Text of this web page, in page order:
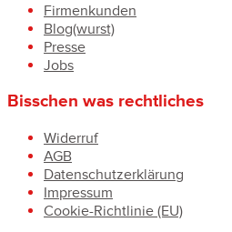
Firmenkunden
Blog(wurst)
Presse
Jobs
Bisschen was rechtliches
Widerruf
AGB
Datenschutzerklärung
Impressum
Cookie-Richtlinie (EU)